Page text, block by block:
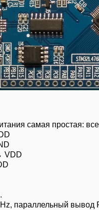
самая простая:
VDD
параллельный вывод